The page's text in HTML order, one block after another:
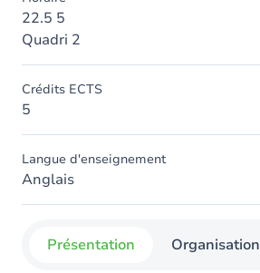
22.5 5
Quadri 2
Crédits ECTS
5
Langue d'enseignement
Anglais
Présentation Organisation